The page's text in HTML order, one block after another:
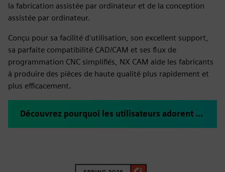
la fabrication assistée par ordinateur et de la conception
assistée par ordinateur.
Conçu pour sa facilité d'utilisation, son excellent support,
sa parfaite compatibilité CAD/CAM et ses flux de
programmation CNC simplifiés, NX CAM aide les fabricants
à produire des pièces de haute qualité plus rapidement et
plus efficacement.
Découvrez pourquoi les utilisateurs adorent NX pour l'industrie